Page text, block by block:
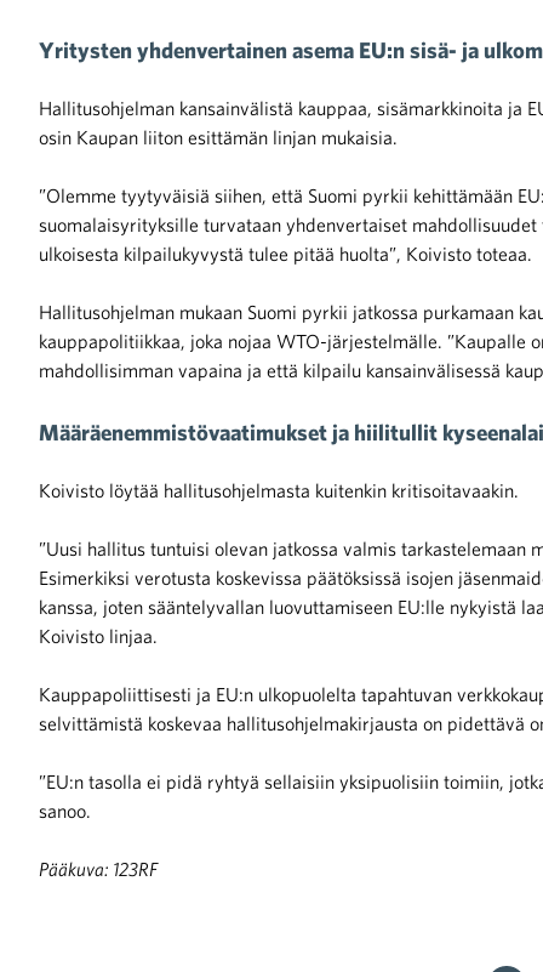
Yritysten yhdenvertainen asema EU:n sisä- ja
Hallitusohjelman kansainvälistä kauppaa, sisämarkkinoita ja
osin Kaupan liiton esittämän linjan mukaisia.
”Olemme tyytyväisiä siihen, että Suomi pyrkii kehittämään
suomalaisyrityksille turvataan yhdenvertaiset
ulkoisesta kilpailukyvystä tulee pitää huolta”, Koivisto toteaa.
Hallitusohjelman mukaan Suomi pyrkii jatkossa purkamaan
kauppapolitiikkaa, joka nojaa WTO-järjestelmälle. ”Kaupalle
mahdollisimman vapaina ja että kilpailu kansainvälisessä
Määräenemmistövaatimukset ja hiilitullit
Koivisto löytää hallitusohjelmasta kuitenkin kritisoitavaakin.
”Uusi hallitus tuntuisi olevan jatkossa valmis tarkastelemaan
Esimerkiksi verotusta koskevissa päätöksissä isojen
kanssa, joten sääntelyvallan luovuttamiseen EU:lle nykyistä
Koivisto linjaa.
Kauppapoliittisesti ja EU:n ulkopuolelta tapahtuvan
selvittämistä koskevaa hallitusohjelmakirjausta on pidettävä
”EU:n tasolla ei pidä ryhtyä sellaisiin yksipuolisiin toimiin,
sanoo.
Pääkuva: 123RF
kaupan alalta
toimintaamme